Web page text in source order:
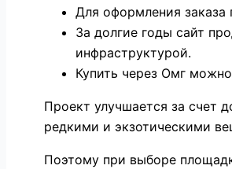
Для оформления
За долгие годы сайт
инфраструктурой.
Купить через Омг
Проект улучшается за счет
редкими и экзотическими
Поэтому при выборе